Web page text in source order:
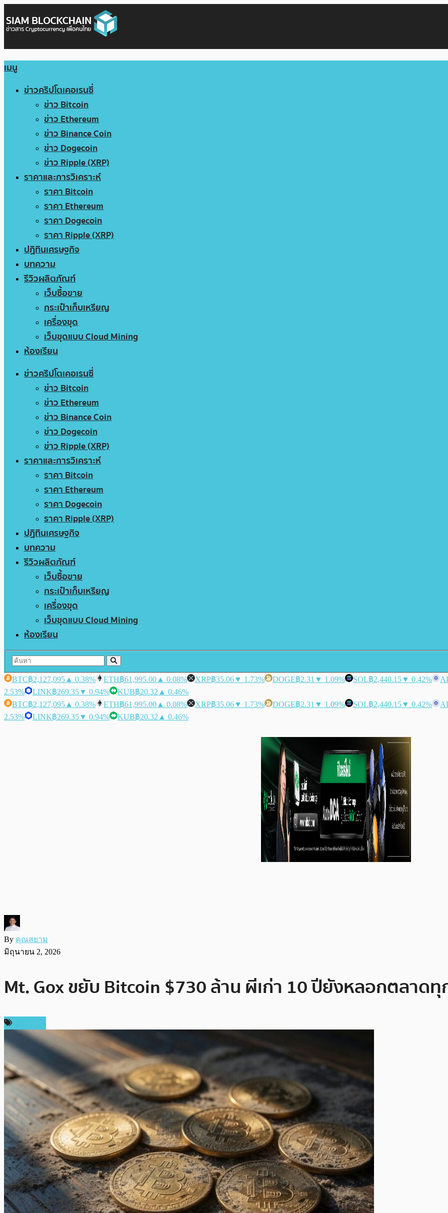
เมนู
ข่าวคริปโตเคอเรนซี่
ข่าว Bitcoin
ข่าว Ethereum
ข่าว Binance Coin
ข่าว Dogecoin
ข่าว Ripple (XRP)
ราคาและการวิเคราะห์
ราคา Bitcoin
ราคา Ethereum
ราคา Dogecoin
ราคา Ripple (XRP)
ปฏิทินเศรษฐกิจ
บทความ
รีวิวผลิตภัณฑ์
เว็บซื้อขาย
กระเป๋าเก็บเหรียญ
เครื่องขุด
เว็บขุดแบบ Cloud Mining
ห้องเรียน
ข่าวคริปโตเคอเรนซี่
ข่าว Bitcoin
ข่าว Ethereum
ข่าว Binance Coin
ข่าว Dogecoin
ข่าว Ripple (XRP)
ราคาและการวิเคราะห์
ราคา Bitcoin
ราคา Ethereum
ราคา Dogecoin
ราคา Ripple (XRP)
ปฏิทินเศรษฐกิจ
บทความ
รีวิวผลิตภัณฑ์
เว็บซื้อขาย
กระเป๋าเก็บเหรียญ
เครื่องขุด
เว็บขุดแบบ Cloud Mining
ห้องเรียน
BTC฿2,127,095 ▲ 0.38% ETH฿61,995.00 ▲ 0.08% XRP฿35.06▼ 1.73% DOGE฿2.31 ▼ 1.09% SOL฿2,440.15▼ 0.42%
2.53%
LINK฿269.35▼ 0.94% KUB฿20.32 ▲ 0.46%
BTC฿2,127,095 ▲ 0.38% ETH฿61,995.00 ▲ 0.08% XRP฿35.06▼ 1.73% DOGE฿2.31 ▼ 1.09% SOL฿2,440.15▼ 0.42%
2.53%
LINK฿269.35▼ 0.94% KUB฿20.32 ▲ 0.46%
By คุณสยาม
มิถุนายน 2, 2026
Mt. Gox ขยับ Bitcoin $730 ล้าน ผีเก่า 10 ปียังหลอกตลาด